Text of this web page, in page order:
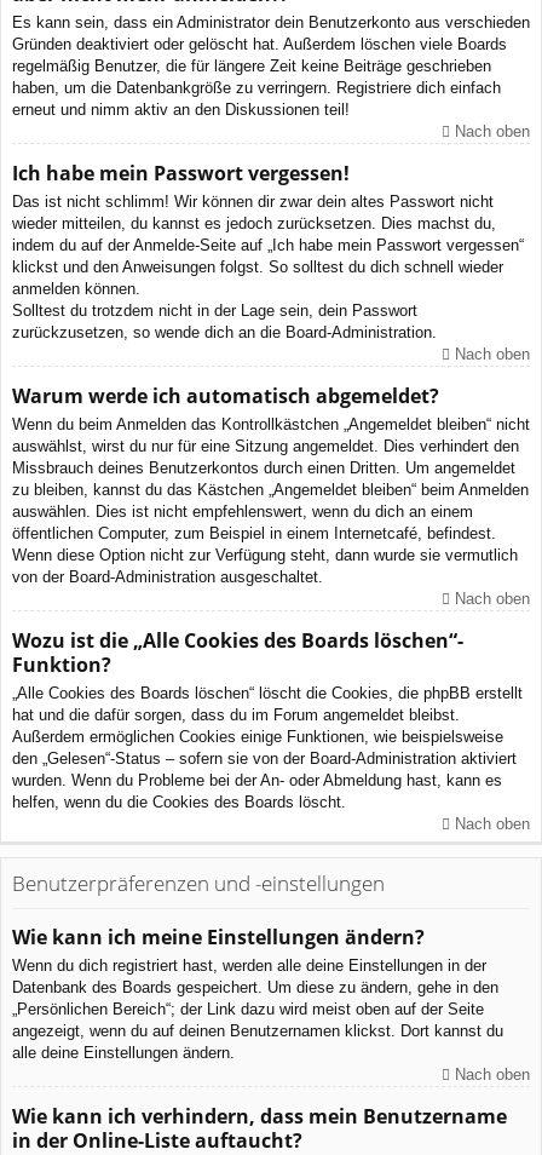
Es kann sein, dass ein Administrator dein Benutzerkonto aus verschieden
Gründen deaktiviert oder gelöscht hat. Außerdem löschen viele Boards
regelmäßig Benutzer, die für längere Zeit keine Beiträge geschrieben
haben, um die Datenbankgröße zu verringern. Registriere dich einfach
erneut und nimm aktiv an den Diskussionen teil!
Nach oben
Ich habe mein Passwort vergessen!
Das ist nicht schlimm! Wir können dir zwar dein altes Passwort nicht
wieder mitteilen, du kannst es jedoch zurücksetzen. Dies machst du,
indem du auf der Anmelde-Seite auf „Ich habe mein Passwort vergessen“
klickst und den Anweisungen folgst. So solltest du dich schnell wieder
anmelden können.
Solltest du trotzdem nicht in der Lage sein, dein Passwort
zurückzusetzen, so wende dich an die Board-Administration.
Nach oben
Warum werde ich automatisch abgemeldet?
Wenn du beim Anmelden das Kontrollkästchen „Angemeldet bleiben“ nicht
auswählst, wirst du nur für eine Sitzung angemeldet. Dies verhindert den
Missbrauch deines Benutzerkontos durch einen Dritten. Um angemeldet
zu bleiben, kannst du das Kästchen „Angemeldet bleiben“ beim Anmelden
auswählen. Dies ist nicht empfehlenswert, wenn du dich an einem
öffentlichen Computer, zum Beispiel in einem Internetcafé, befindest.
Wenn diese Option nicht zur Verfügung steht, dann wurde sie vermutlich
von der Board-Administration ausgeschaltet.
Nach oben
Wozu ist die „Alle Cookies des Boards löschen“-
Funktion?
„Alle Cookies des Boards löschen“ löscht die Cookies, die phpBB erstellt
hat und die dafür sorgen, dass du im Forum angemeldet bleibst.
Außerdem ermöglichen Cookies einige Funktionen, wie beispielsweise
den „Gelesen“-Status – sofern sie von der Board-Administration aktiviert
wurden. Wenn du Probleme bei der An- oder Abmeldung hast, kann es
helfen, wenn du die Cookies des Boards löscht.
Nach oben
Benutzerpräferenzen und -einstellungen
Wie kann ich meine Einstellungen ändern?
Wenn du dich registriert hast, werden alle deine Einstellungen in der
Datenbank des Boards gespeichert. Um diese zu ändern, gehe in den
„Persönlichen Bereich“; der Link dazu wird meist oben auf der Seite
angezeigt, wenn du auf deinen Benutzernamen klickst. Dort kannst du
alle deine Einstellungen ändern.
Nach oben
Wie kann ich verhindern, dass mein Benutzername
in der Online-Liste auftaucht?